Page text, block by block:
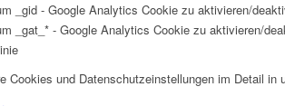
_gid - Google Analytics Cookie zu aktivieren/
_gat_* - Google Analytics Cookie zu aktivieren/
Cookies und Datenschutzeinstellungen im Detail in